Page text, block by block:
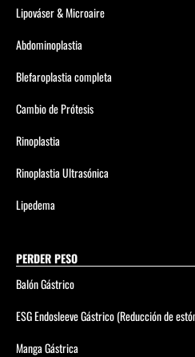
Lipováser & Microaire
Abdominoplastia
Blefaroplastia completa
Cambio de Prótesis
Rinoplastia
Rinoplastia Ultrasónica
Lipedema
PERDER PESO
Balón Gástrico
ESG Endosleeve Gástrico (Reducción de
Manga Gástrica